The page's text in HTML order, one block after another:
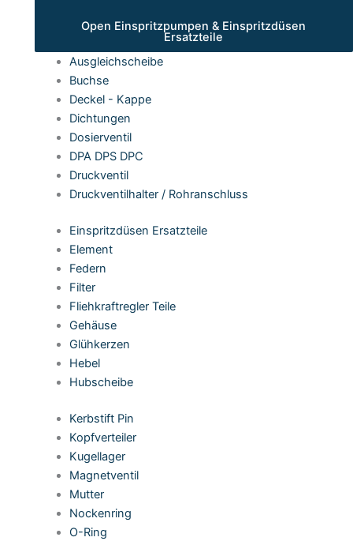
Open Einspritzpumpen & Einspritzdüsen
Ersatzteile
Ausgleichscheibe
Buchse
Deckel - Kappe
Dichtungen
Dosierventil
DPA DPS DPC
Druckventil
Druckventilhalter / Rohranschluss
Einspritzdüsen Ersatzteile
Element
Federn
Filter
Fliehkraftregler Teile
Gehäuse
Glühkerzen
Hebel
Hubscheibe
Kerbstift Pin
Kopfverteiler
Kugellager
Magnetventil
Mutter
Nockenring
O-Ring